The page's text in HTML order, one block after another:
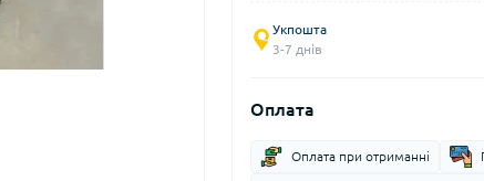
Укпошта
3-7 днів
Оплата
Оплата при отриманні